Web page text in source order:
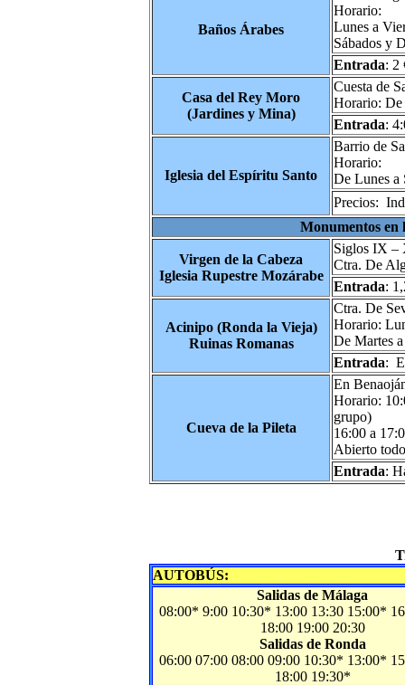
Baños Árabes
Horario:
Lunes a
Sábados y
Entrada: 2
Casa del Rey Moro
(Jardines y Mina)
Cuesta de
Horario: De
Entrada:
Iglesia del Espíritu Santo
Barrio de
Horario:
De Lunes a
Precios:
Monumentos en
Virgen de la Cabeza
Iglesia Rupestre Mozárabe
Siglos IX –
Ctra. De
Entrada:
Acinipo (Ronda la Vieja)
Ruinas Romanas
Ctra. De
Horario:
De Martes
Entrada:
Cueva de la Pileta
En
Horario:
grupo)
16:00 a
Abierto
Entrada:
AUTOBÚS:
Salidas de Málaga
08:00* 9:00 10:30* 13:00 13:30 15:00*
18:00 19:00 20:30
Salidas de Ronda
06:00 07:00 08:00 09:00 10:30* 13:00*
18:00 19:30*